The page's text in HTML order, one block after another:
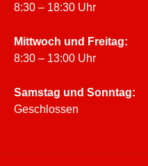
8:30 – 18:30 Uhr
Mittwoch und Freitag:
8:30 – 13:00 Uhr
Samstag und Sonntag:
Geschlossen